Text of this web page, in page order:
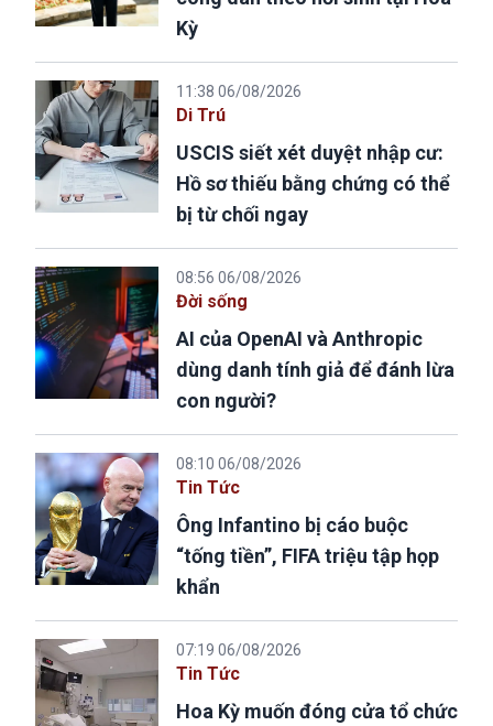
Kỳ
11:38 06/08/2026
Di Trú
USCIS siết xét duyệt nhập cư:
Hồ sơ thiếu bằng chứng có thể
bị từ chối ngay
08:56 06/08/2026
Đời sống
AI của OpenAI và Anthropic
dùng danh tính giả để đánh lừa
con người?
08:10 06/08/2026
Tin Tức
Ông Infantino bị cáo buộc
“tống tiền”, FIFA triệu tập họp
khẩn
07:19 06/08/2026
Tin Tức
Hoa Kỳ muốn đóng cửa tổ chức